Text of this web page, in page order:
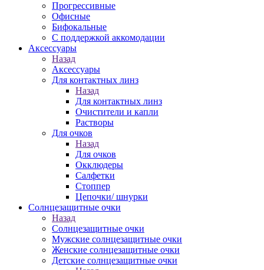
Прогрессивные
Офисные
Бифокальные
С поддержкой аккомодации
Аксессуары
Назад
Аксессуары
Для контактных линз
Назад
Для контактных линз
Очистители и капли
Растворы
Для очков
Назад
Для очков
Окклюдеры
Салфетки
Стоппер
Цепочки/ шнурки
Солнцезащитные очки
Назад
Солнцезащитные очки
Мужские солнцезащитные очки
Женские солнцезащитные очки
Детские солнцезащитные очки